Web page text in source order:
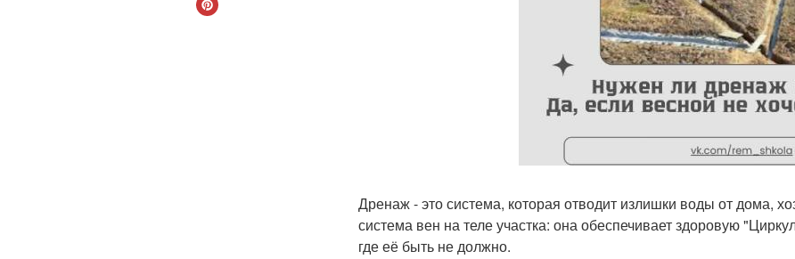
Дренаж - это система, которая отводит излишки воды от дома,
система вен на теле участка: она обеспечивает здоровую
где её быть не должно.